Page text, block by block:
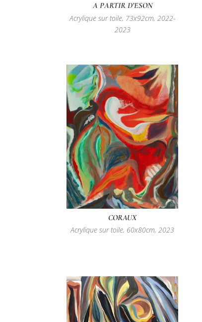
A PARTIR D’ESON
Acrylique sur toile, 73x92cm, 2022-
2023
CORAUX
Acrylique sur toile, 60x80cm, 2023